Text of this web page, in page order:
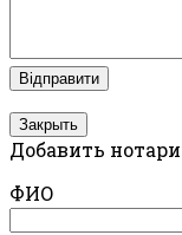
Закрыть
Добавить
ФИО